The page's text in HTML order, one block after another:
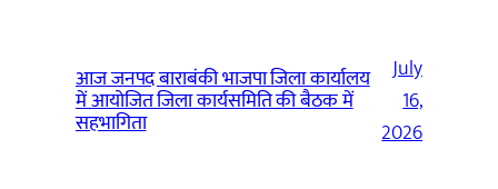
आज जनपद बाराबंकी भाजपा जिला कार्यालय
में आयोजित जिला कार्यसमिति की बैठक में
सहभागिता
July
16,
2026